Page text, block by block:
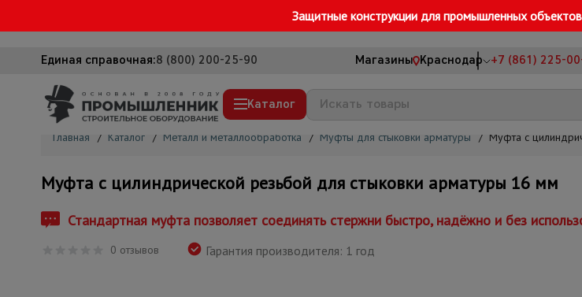
Защитные конструкции для промышленных объектов
Единая справочная:8 (800) 200-25-90 Магазины Краснодар +7 (861) 225-
Каталог
Вышки-туры
Подмости строительные
Сетка, тенты, брезенты
Главная / Каталог / Металл и металлообработка / Муфты для стыковки арматуры / Муфта с
Муфта с цилиндрической резьбой для стыковки арматуры 16 мм
Стандартная муфта позволяет соединять стержни быстро, надёжно и без
0 отзывов Гарантия производителя: 1 год